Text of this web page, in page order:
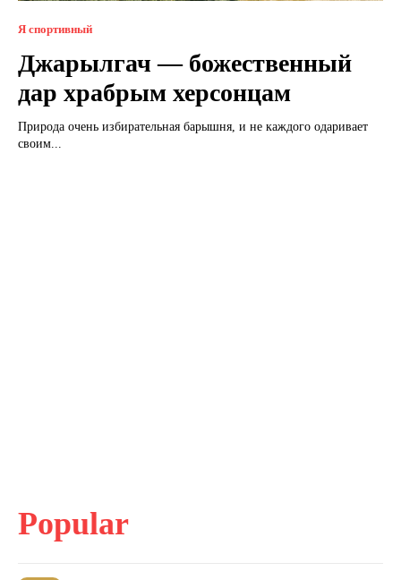
Я спортивный
Джарылгач — божественный
дар храбрым херсонцам
Природа очень избирательная барышня, и не каждого одаривает
своим...
Popular